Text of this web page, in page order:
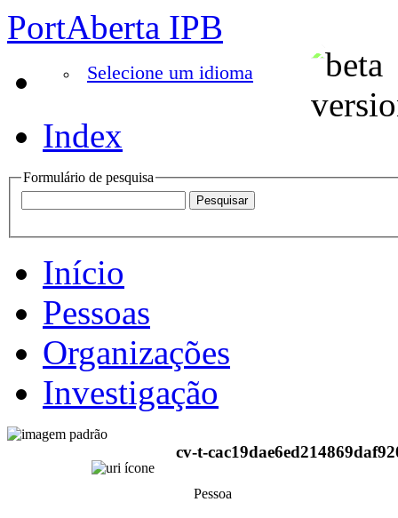
PortAberta IPB
Selecione um idioma
Index
Formulário de pesquisa
Início
Pessoas
Organizações
Investigação
cv-t-
Pessoa